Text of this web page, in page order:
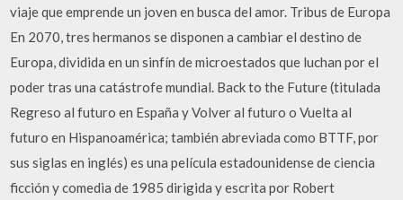
viaje que emprende un joven en busca del amor. Tribus de Europa
En 2070, tres hermanos se disponen a cambiar el destino de
Europa, dividida en un sinfín de microestados que luchan por el
poder tras una catástrofe mundial. Back to the Future (titulada
Regreso al futuro en España y Volver al futuro o Vuelta al
futuro en Hispanoamérica; también abreviada como BTTF, por
sus siglas en inglés) es una película estadounidense de ciencia
ficción y comedia de 1985 dirigida y escrita por Robert